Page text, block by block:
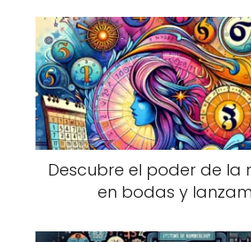
Descubre el poder de la
en bodas y